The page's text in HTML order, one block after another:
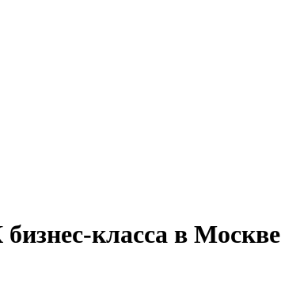
класса в Москве